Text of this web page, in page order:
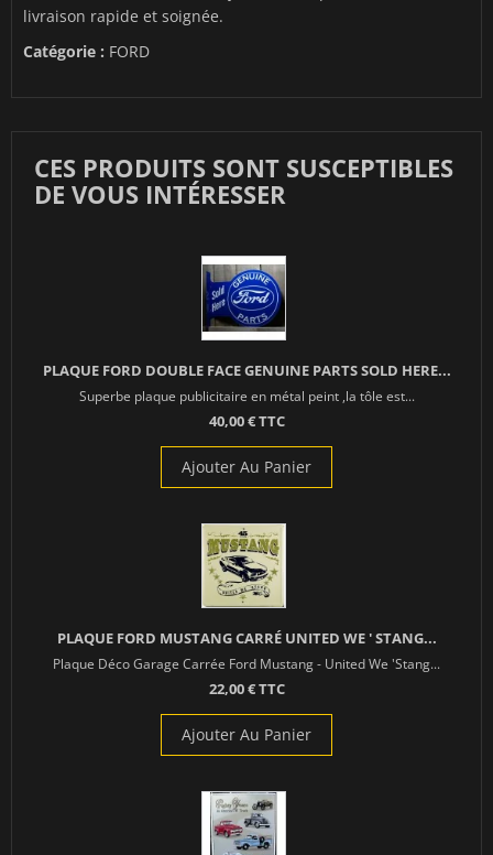
livraison rapide et soignée.
Catégorie : FORD
CES PRODUITS SONT SUSCEPTIBLES
DE VOUS INTÉRESSER
PLAQUE FORD DOUBLE FACE GENUINE PARTS SOLD HERE...
Superbe plaque publicitaire en métal peint ,la tôle est...
40,00 € TTC
Ajouter Au Panier
PLAQUE FORD MUSTANG CARRÉ UNITED WE ' STANG...
Plaque Déco Garage Carrée Ford Mustang - United We 'Stang...
22,00 € TTC
Ajouter Au Panier